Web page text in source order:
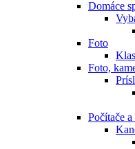
Domáce
Foto
Foto,
Počítače